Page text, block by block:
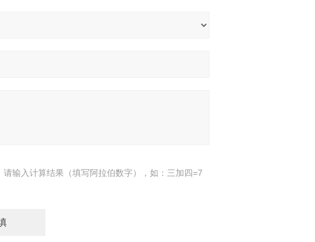
请输入计算结果（填写阿拉伯数字），如：三加四=7